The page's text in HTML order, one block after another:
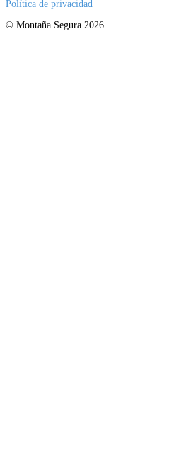
Política de privacidad
© Montaña Segura 2026